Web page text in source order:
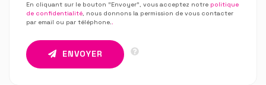
En cliquant sur le bouton “Envoyer”, vous acceptez notre politique
de confidentialité, nous donnons la permission de vous contacter
par email ou par téléphone..
ENVOYER